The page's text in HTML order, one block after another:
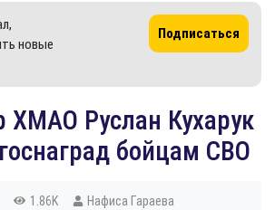
новые
Подписаться
ХМАО Руслан Кухарук
бойцам СВО
1.86K Нафиса Гараева